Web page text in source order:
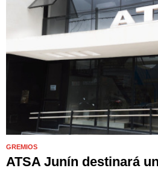
GREMIOS
ATSA Junín destinará